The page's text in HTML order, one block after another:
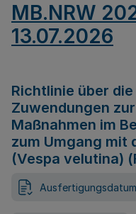
MB.NRW
13.07.2026
Richtlinie über
Zuwendungen
Maßnahmen im
zum Umgang mit
(Vespa velutina)
Ausfertigungsdatum